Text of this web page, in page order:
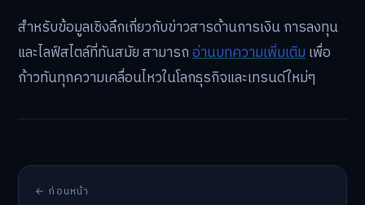
สำหรับข้อมูลเชิงลึกเกี่ยวกับข่าวสารด้านการเงิน การลงทุน
และไลฟ์สไตล์ที่ทันสมัย สามารถอ่านบทความเพิ่มเติมเพื่อ
ก้าวทันทุกความเคลื่อนไหวในโลกธุรกิจและเทรนด์ใหม่ๆ
← ก่อนหน้า